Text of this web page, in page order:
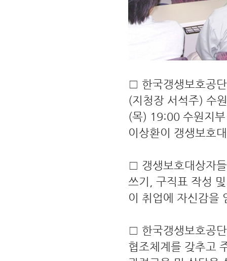
□ 한국갱생보호공
(지청장 서석주) 수
(목) 19:00 수원지
이상환이 갱생보호
□ 갱생보호대상자
쓰기, 구직표 작성
이 취업에 자신감을
□ 한국갱생보호공
협조체계를 갖추고